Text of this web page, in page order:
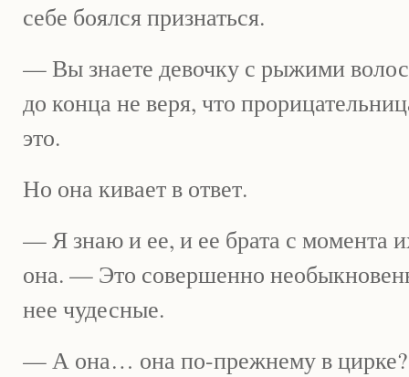
себе боялся признаться.
— Вы знаете девочку с рыжими
до конца не веря, что
это.
Но она кивает в ответ.
— Я знаю и ее, и ее брата с момента
она. — Это совершенно
нее чудесные.
— А она… она по-прежнему в